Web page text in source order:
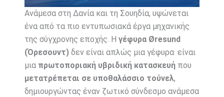
Ανάμεσα στη Δανία και τη Σουηδία, υψώνεται
ένα από τα πιο εντυπωσιακά έργα μηχανικής
της σύγχρονης εποχής. Η γέφυρα Øresund
(Όρεσουντ)δεν είναι απλώς μια γέφυρα· είναι
μια πρωτοποριακή υβριδική κατασκευήπου
μετατρέπεται σε υποθαλάσσιο τούνελ,
δημιουργώντας έναν ζωτικό σύνδεσμο ανάμεσα